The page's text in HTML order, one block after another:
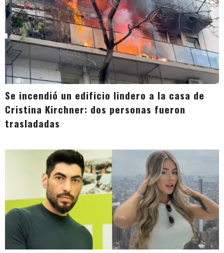
Se incendió un edificio lindero a la casa de
Cristina Kirchner: dos personas fueron
trasladadas